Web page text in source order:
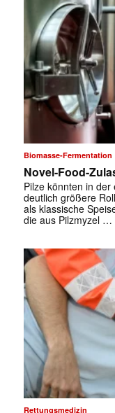
Biomasse-Fermentation
Novel-Food-
Pilze könnten in
deutlich größere
als klassische
die aus Pilzmyzel …
Rettungsmedizin